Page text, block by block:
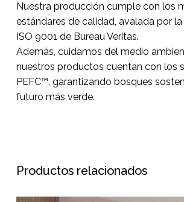
Nuestra producción cumple con los
estándares de calidad, avalada por
ISO 9001 de Bureau Veritas.
Además, cuidamos del medio
nuestros productos cuentan con los
PEFC™, garantizando bosques
futuro más verde.
Productos relacionados